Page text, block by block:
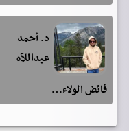
د. أحمد
عبداللآه
فائض الولاء…